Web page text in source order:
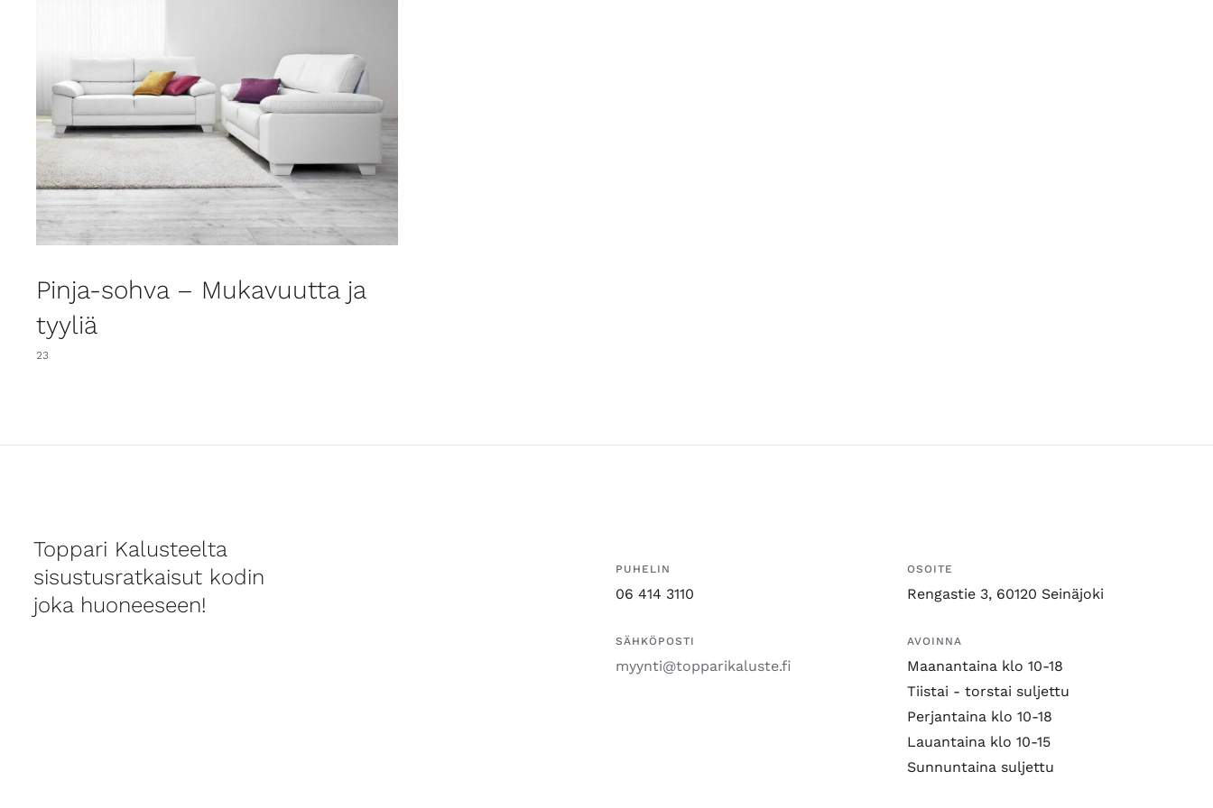
Pinja-sohva – Mukavuutta ja
tyyliä
23
Toppari Kalusteelta
sisustusratkaisut kodin
joka huoneeseen!
PUHELIN
06 414 3110
SÄHKÖPOSTI
myynti@topparikaluste.fi
OSOITE
Rengastie 3, 60120 Seinäjoki
AVOINNA
Maanantaina klo 10-18
Tiistai - torstai suljettu
Perjantaina klo 10-18
Lauantaina klo 10-15
Sunnuntaina suljettu